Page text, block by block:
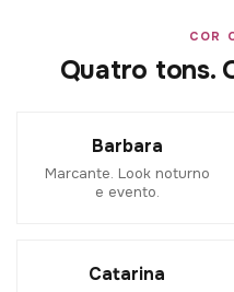
COR
Quatro tons.
Barbara
Marcante. Look noturno
e evento.
Catarina